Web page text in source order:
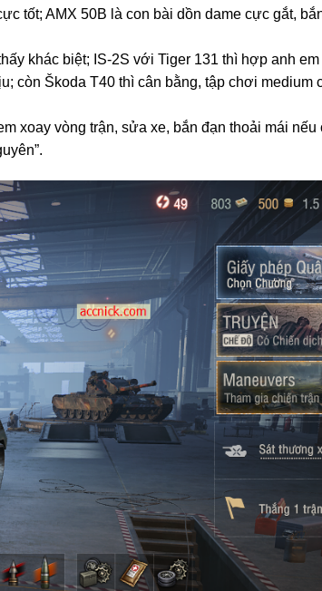
tốt; AMX 50B là con bài dồn dame cực gắt,
khác biệt; IS-2S với Tiger 131 thì hợp anh em
còn Škoda T40 thì cân bằng, tập chơi medium
xoay vòng trận, sửa xe, bắn đạn thoải mái nếu